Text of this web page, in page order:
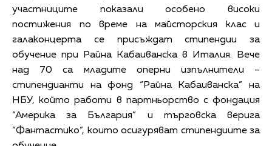
участниците показали особено високи
постижения по време на майсторския клас и
галаконцерта се присъждат стипендии за
обучение при Райна Кабаиванска в Италия. Вече
над 70 са младите оперни изпълнители –
стипендианти на фонд “Райна Кабаиванска” на
НБУ, който работи в партньорство с фондация
“Америка за България” и търговска верига
“Фантастико”, които осигуряват стипендиите за